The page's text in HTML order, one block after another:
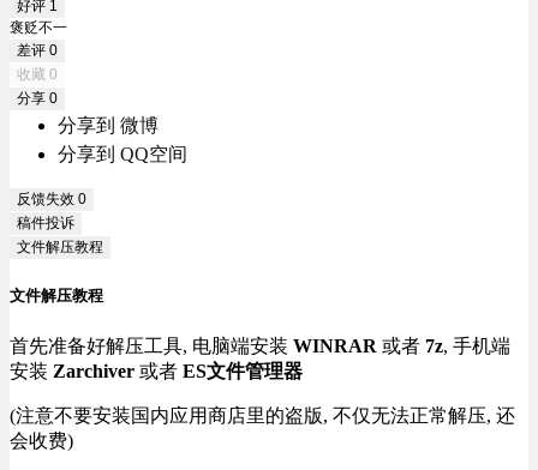
好评 1
褒贬不一
差评 0
收藏 0
分享 0
分享到 微博
分享到 QQ空间
反馈失效 0
稿件投诉
文件解压教程
文件解压教程
首先准备好解压工具, 电脑端安装 WINRAR 或者 7z, 手机端
安装 Zarchiver 或者 ES文件管理器
(注意不要安装国内应用商店里的盗版, 不仅无法正常解压, 还
会收费)